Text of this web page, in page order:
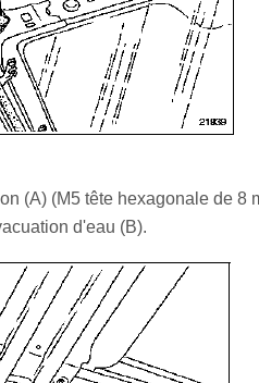
(A) (M5 tête hexagonale de 8
d'eau (B).